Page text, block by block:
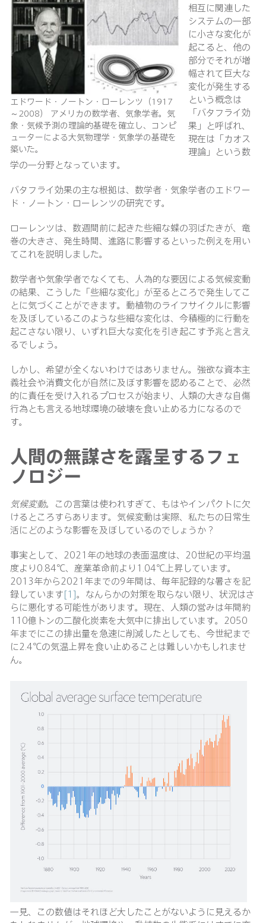
エドワード・ノートン・ローレンツ（1917
～2008） アメリカの数学者、気象学者。気
象・気候予測の理論的基礎を確立し、コンピ
ューターによる大気物理学・気象学の基礎を
築いた。
相互に関連した
システムの一部
に小さな変化が
起こると、他の
部分でそれが増
幅されて巨大な
変化が発生する
という概念は
「バタフライ効
果」と呼ばれ、
現在は「カオス
理論」という数
学の一分野となっています。
バタフライ効果の主な根拠は、数学者・気象学者のエドワー
ド・ノートン・ローレンツの研究です。
ローレンツは、数週間前に起きた些細な蝶の羽ばたきが、竜
巻の大きさ、発生時間、進路に影響するといった例えを用い
てこれを説明しました。
数学者や気象学者でなくても、人為的な要因による気候変動
の結果、こうした「些細な変化」が至るところで発生してこ
とに気づくことができます。動植物のライフサイクルに影響
を及ぼしているこのような些細な変化は、今積極的に行動を
起こさない限り、いずれ巨大な変化を引き起こす予兆と言え
るでしょう。
しかし、希望が全くないわけではありません。強欲な資本主
義社会や消費文化が自然に及ぼす影響を認めることで、必然
的に責任を受け入れるプロセスが始まり、人類の大きな自傷
行為とも言える地球環境の破壊を食い止める力になるので
す。
人間の無謀さを露呈するフェ
ノロジー
気候変動。この言葉は使われすぎて、もはやインパクトに欠
けるところすらあります。気候変動は実際、私たちの日常生
活にどのような影響を及ぼしているのでしょうか？
事実として、2021年の地球の表面温度は、20世紀の平均温
度より0.84℃、産業革命前より1.04℃上昇しています。
2013年から2021年までの9年間は、毎年記録的な暑さを記
録しています[1]。なんらかの対策を取らない限り、状況はさ
らに悪化する可能性があります。現在、人類の営みは年間約
110億トンの二酸化炭素を大気中に排出しています。2050
年までにこの排出量を急速に削減したとしても、今世紀まで
に2.4℃の気温上昇を食い止めることは難しいかもしれませ
ん。
一見、この数値はそれほど大したことがないように見えるか